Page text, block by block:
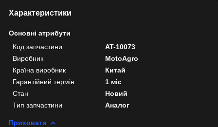
Характеристики
Основні атрибути
Код запчастини
AT-10073
Виробник
MotoAgro
Країна виробник
Китай
Гарантійний термін
1 міс
Стан
Новий
Тип запчастини
Аналог
Приховати